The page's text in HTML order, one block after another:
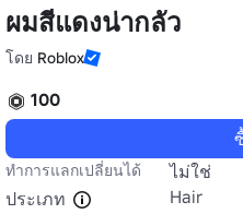
ผมสีแดงน่ากลัว
โดย Roblox
100
ทำการแลกเปลี่ยนได้
ไม่ใช่
ประเภท
Hair